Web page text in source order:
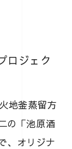
ロジェク
地釜蒸留方
の「池原酒
、オリジナ